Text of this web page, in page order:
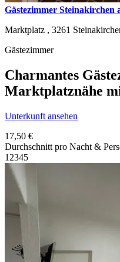
Gästezimmer Steinakirchen
Marktplatz , 3261
Gästezimmer
Charmantes
Marktplatznähe
Unterkunft ansehen
17,50 €
Durchschnitt pro Nacht &
1 2345